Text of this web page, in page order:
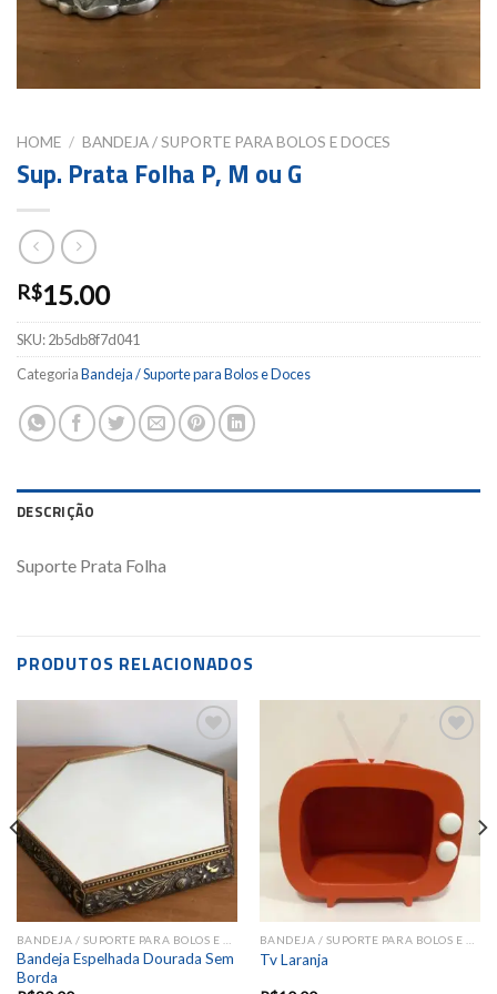
HOME / BANDEJA / SUPORTE PARA BOLOS E DOCES
Sup. Prata Folha P, M ou G
R$15.00
SKU:2b5db8f7d041
CategoriaBandeja / Suporte para Bolos e Doces
DESCRIÇÃO
Suporte Prata Folha
PRODUTOS RELACIONADOS
Add to
wishlist
Bandeja Espelhada Dourada Sem
Borda
wishlist
Tv Laranja